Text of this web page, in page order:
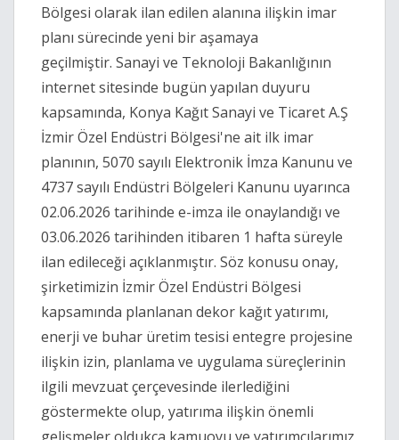
Bölgesi olarak ilan edilen alanına ilişkin imar
planı sürecinde yeni bir aşamaya
geçilmiştir. Sanayi ve Teknoloji Bakanlığının
internet sitesinde bugün yapılan duyuru
kapsamında, Konya Kağıt Sanayi ve Ticaret A.Ş
İzmir Özel Endüstri Bölgesi'ne ait ilk imar
planının, 5070 sayılı Elektronik İmza Kanunu ve
4737 sayılı Endüstri Bölgeleri Kanunu uyarınca
02.06.2026 tarihinde e-imza ile onaylandığı ve
03.06.2026 tarihinden itibaren 1 hafta süreyle
ilan edileceği açıklanmıştır. Söz konusu onay,
şirketimizin İzmir Özel Endüstri Bölgesi
kapsamında planlanan dekor kağıt yatırımı,
enerji ve buhar üretim tesisi entegre projesine
ilişkin izin, planlama ve uygulama süreçlerinin
ilgili mevzuat çerçevesinde ilerlediğini
göstermekte olup, yatırıma ilişkin önemli